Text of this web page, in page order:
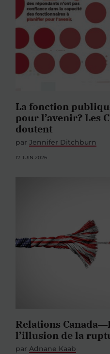
La fonction
pour l’avenir? Les
doutent
par Jennifer Ditchburn
17 JUIN 2026
Relations
l’illusion de la
par Adnane Kaab